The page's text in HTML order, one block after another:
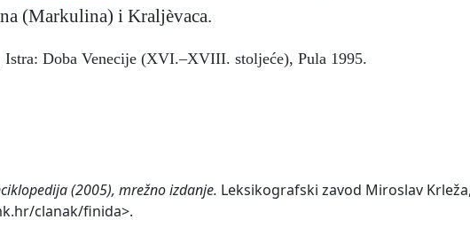
(Markulina) i Kraljèvaca.
Doba Venecije (XVI.–XVIII. stoljeće), Pula 1995.
(2005), mrežno izdanje. Leksikografski zavod Miroslav
clanak/finida>.